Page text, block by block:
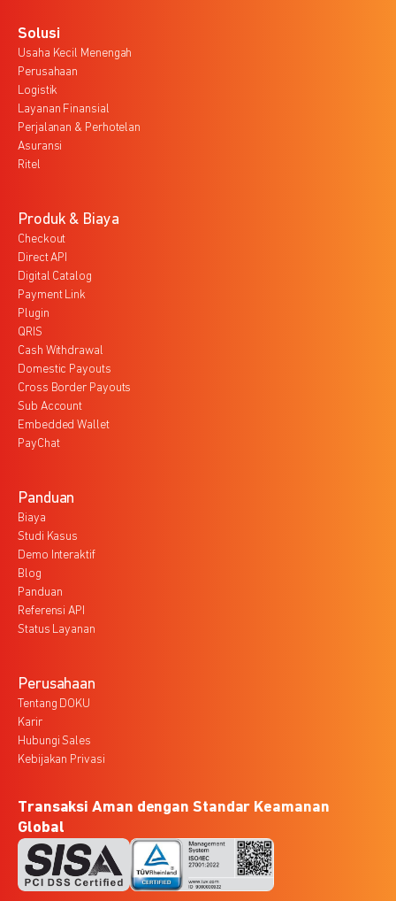
Solusi
Usaha Kecil Menengah
Perusahaan
Logistik
Layanan Finansial
Perjalanan & Perhotelan
Asuransi
Ritel
Produk & Biaya
Checkout
Direct API
Digital Catalog
Payment Link
Plugin
QRIS
Cash Withdrawal
Domestic Payouts
Cross Border Payouts
Sub Account
Embedded Wallet
PayChat
Panduan
Biaya
Studi Kasus
Demo Interaktif
Blog
Panduan
Referensi API
Status Layanan
Perusahaan
Tentang DOKU
Karir
Hubungi Sales
Kebijakan Privasi
Transaksi Aman dengan Standar Keamanan
Global